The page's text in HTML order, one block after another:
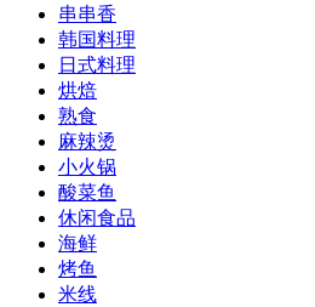
串串香
韩国料理
日式料理
烘焙
熟食
麻辣烫
小火锅
酸菜鱼
休闲食品
海鲜
烤鱼
米线